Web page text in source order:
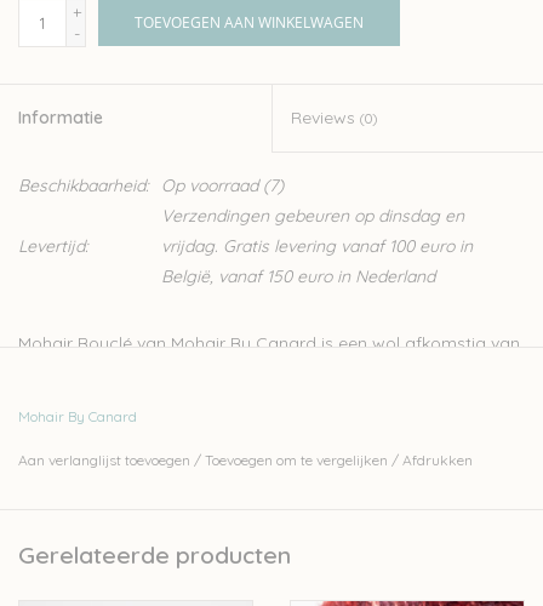
+
-
TOEVOEGEN AAN WINKELWAGEN
Informatie Reviews (0)
Beschikbaarheid: Op voorraad(7)
Levertijd:
Verzendingen gebeuren op dinsdag en
vrijdag. Gratis levering vanaf 100 euro in
België, vanaf 150 euro in Nederland
Mohair Bouclé van Mohair By Canard is een wol afkomstig van
voor een mooie structuur zorgt. Het is gemaakt van een iets
erg vlot waardoor je in geen tijd een warme sjaal, trui of deken
Mohair By Canard
Aan verlanglijst toevoegen / Toevoegen om te vergelijken / Afdrukken
Gerelateerde producten